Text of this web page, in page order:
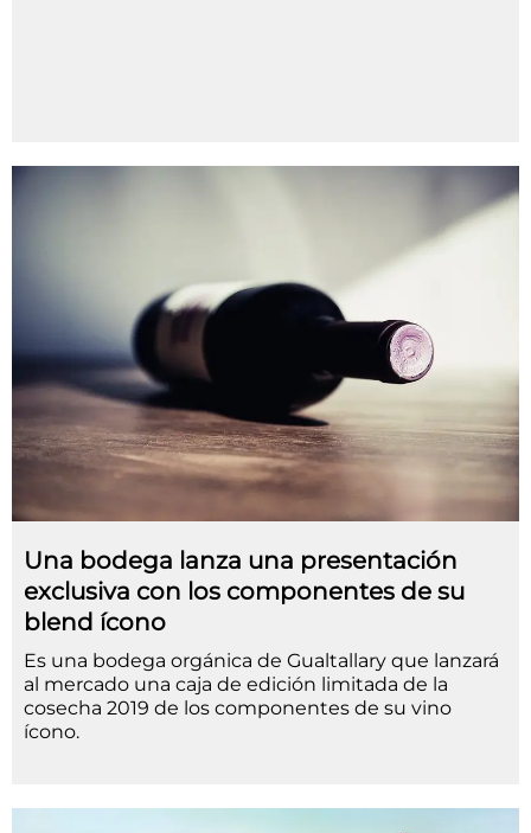
Una bodega lanza una presentación
exclusiva con los componentes de su
blend ícono
Es una bodega orgánica de Gualtallary que lanzará
al mercado una caja de edición limitada de la
cosecha 2019 de los componentes de su vino
ícono.